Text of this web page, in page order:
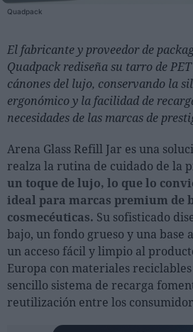
Lanzamientos
Proveedores
Estética
Perfumería
Salud
Moda
Lujo
Eventos
Agenda de actividades
Ferias sectoriales
Formaciones destacadas
Opinión
Quadpack
El fabricante y proveedor de
Quadpack rediseña su tarro de
cánones del lujo, conservando la
ergonómico y la facilidad de
necesidades de las marcas de
Arena Glass Refill Jar es una
realza la rutina de cuidado de la
un toque de lujo, lo que lo
ideal para marcas premium de
cosmecéuticas. Su sofisticado
bajo, un fondo grueso y una base
un acceso fácil y limpio al
Europa con materiales
sencillo sistema de recarga
reutilización entre los